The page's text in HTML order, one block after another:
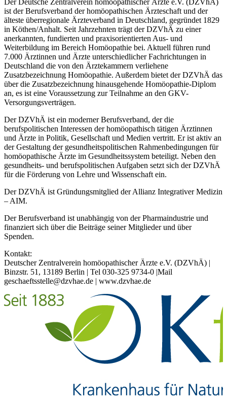
Der Deutsche Zentralverein homöopathischer Ärzte e.V. (DZVhÄ)
ist der Berufsverband der homöopathischen Ärzteschaft und der
älteste überregionale Ärzteverband in Deutschland, gegründet 1829
in Köthen/Anhalt. Seit Jahrzehnten trägt der DZVhÄ zu einer
anerkannten, fundierten und praxisorientierten Aus- und
Weiterbildung im Bereich Homöopathie bei. Aktuell führen rund
7.000 Ärztinnen und Ärzte unterschiedlicher Fachrichtungen in
Deutschland die von den Ärztekammern verliehene
Zusatzbezeichnung Homöopathie. Außerdem bietet der DZVhÄ das
über die Zusatzbezeichnung hinausgehende Homöopathie-Diplom
an, es ist eine Voraussetzung zur Teilnahme an den GKV-
Versorgungsverträgen.
Der DZVhÄ ist ein moderner Berufsverband, der die
berufspolitischen Interessen der homöopathisch tätigen Ärztinnen
und Ärzte in Politik, Gesellschaft und Medien vertritt. Er ist aktiv an
der Gestaltung der gesundheitspolitischen Rahmenbedingungen für
homöopathische Ärzte im Gesundheitssystem beteiligt. Neben den
gesundheits- und berufspolitischen Aufgaben setzt sich der DZVhÄ
für die Förderung von Lehre und Wissenschaft ein.
Der DZVhÄ ist Gründungsmitglied der Allianz Integrativer Medizin
– AIM.
Der Berufsverband ist unabhängig von der Pharmaindustrie und
finanziert sich über die Beiträge seiner Mitglieder und über
Spenden.
Kontakt:
Deutscher Zentralverein homöopathischer Ärzte e.V. (DZVhÄ) |
Binzstr. 51, 13189 Berlin | Tel 030-325 9734-0 |Mail
geschaeftsstelle@dzvhae.de | www.dzvhae.de